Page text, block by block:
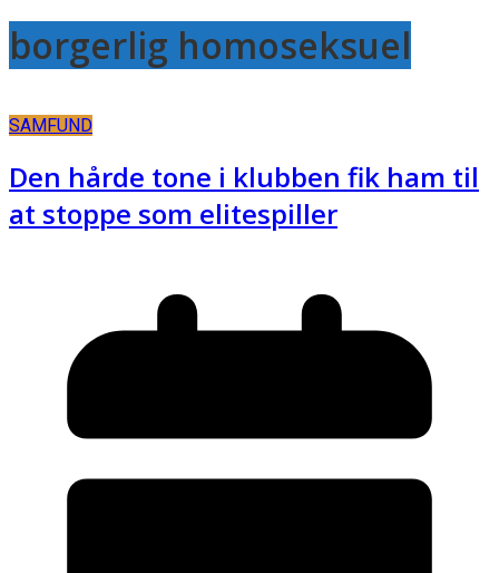
borgerlig homoseksuel
SAMFUND
Den hårde tone i klubben fik ham til
at stoppe som elitespiller